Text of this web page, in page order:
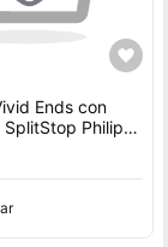
Ends con
SplitStop Philips